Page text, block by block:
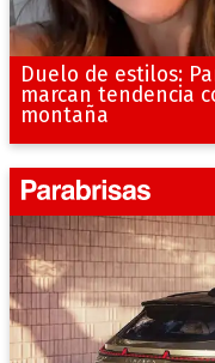
Duelo de estilos:
marcan tendencia
montaña